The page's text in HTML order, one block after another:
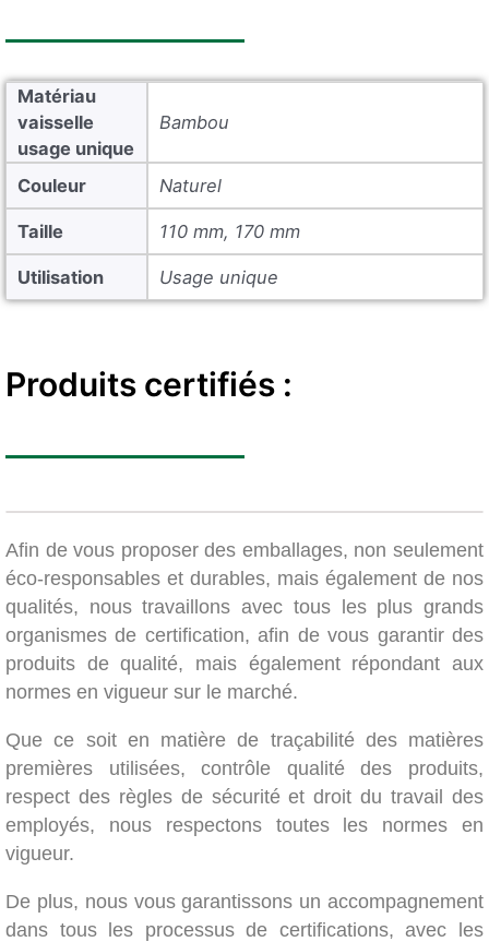
Matériau
vaisselle
usage unique
Bambou
Couleur Naturel
Taille 110 mm, 170 mm
Utilisation Usage unique
Produits certifiés :
Afin de vous proposer des emballages, non seulement
éco-responsables et durables, mais également de nos
qualités, nous travaillons avec tous les plus grands
organismes de certification, afin de vous garantir des
produits de qualité, mais également répondant aux
normes en vigueur sur le marché.
Que ce soit en matière de traçabilité des matières
premières utilisées, contrôle qualité des produits,
respect des règles de sécurité et droit du travail des
employés, nous respectons toutes les normes en
vigueur.
De plus, nous vous garantissons un accompagnement
dans tous les processus de certifications, avec les